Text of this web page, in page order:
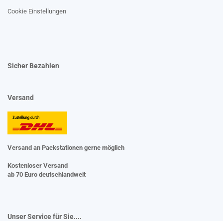
Cookie Einstellungen
Sicher Bezahlen
Versand
Versand an Packstationen gerne möglich
Kostenloser Versand
ab 70 Euro deutschlandweit
Unser Service für Sie....